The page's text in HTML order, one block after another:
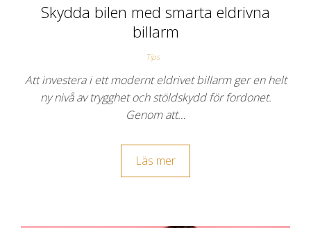
Skydda bilen med smarta eldrivna
billarm
Tips
Att investera i ett modernt eldrivet billarm ger en helt
ny nivå av trygghet och stöldskydd för fordonet.
Genom att…
Läs mer